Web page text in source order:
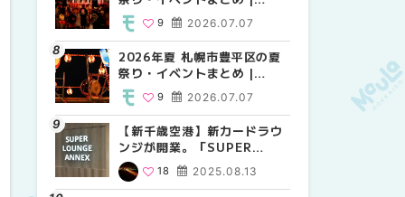
MouLa HOKKAIDO
2026.07.07
9
2026年夏 札幌市豊平区の夏
祭り・イベントまとめ |
MouLa HOKKAIDO
2026.07.07
9
【新千歳空港】新カードラウ
ンジが開業。「SUPER
LOUNGE ANNEX（スーパー
ラウンジアネックス）」をご
2025.08.13
18
6
2026年夏 札幌市豊平区の夏
祭り・イベントまとめ |
9
2026年夏 札幌市中央区の夏
祭り・イベントまとめ |
9
徹底比較 | MouLa
HOKKAIDO
5
【2026年最新】新千歳空港で
しか買えない絶対に外せない
限定スイーツ・焼き菓子18選
| MouLa HOKKAIDO
25
【新千歳空港】新カードラウ
ンジが開業。「SUPER
ラウンジアネックス）」をご
18